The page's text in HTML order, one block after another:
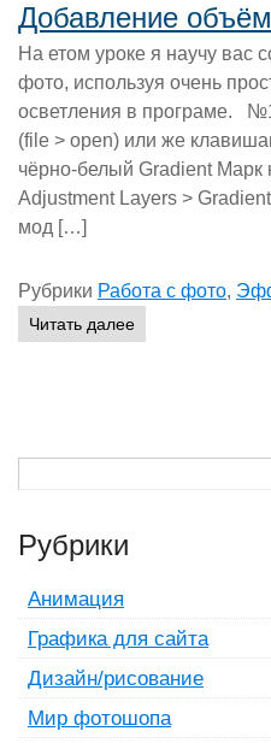
Рубрики
Анимация
Графика для сайта
Дизайн/рисование
Мир фотошопа
Добавление
На етом уроке я научу вас
фото, используя очень
осветления в програме.
(file > open) или же
чёрно-белый Gradient
Adjustment Layers >
мод […]
Рубрики Работа с фото,
Читать далее